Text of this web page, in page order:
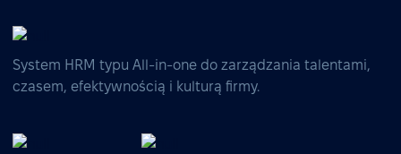
System HRM typu All-in-one do zarządzania talentami,
czasem, efektywnością i kulturą firmy.